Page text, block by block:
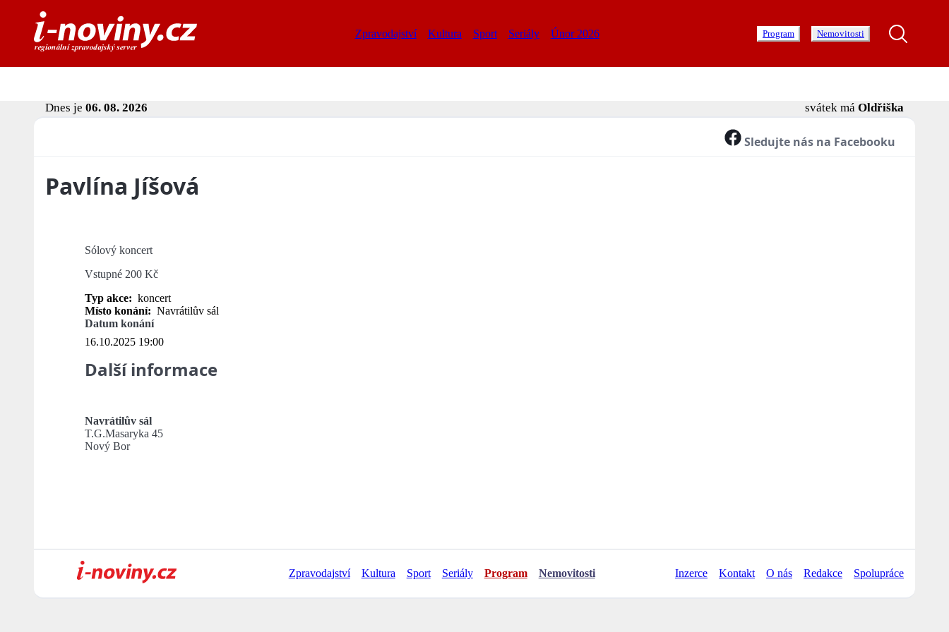
Zpravodajství Kultura Sport Seriály Únor 2026 Program Nemovitosti
Dnes je 06. 08. 2026 svátek má Oldřiška
Sledujte nás na Facebooku
Pavlína Jíšová
Sólový koncert
Vstupné 200 Kč
Typ akce: koncert
Místo konání: Navrátilův sál
Datum konání
16.10.2025 19:00
Další informace
Navrátilův sál
T.G.Masaryka 45
Nový Bor
Zpravodajství Kultura Sport Seriály Program Nemovitosti Inzerce Kontakt O nás Redakce Spolupráce